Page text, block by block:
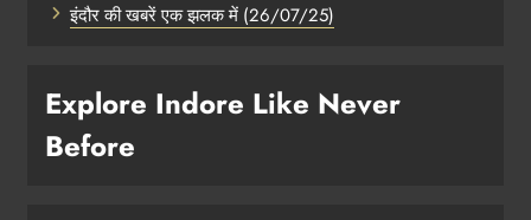
इंदौर की खबरें एक झलक में (26/07/25)
Explore Indore Like Never
Before